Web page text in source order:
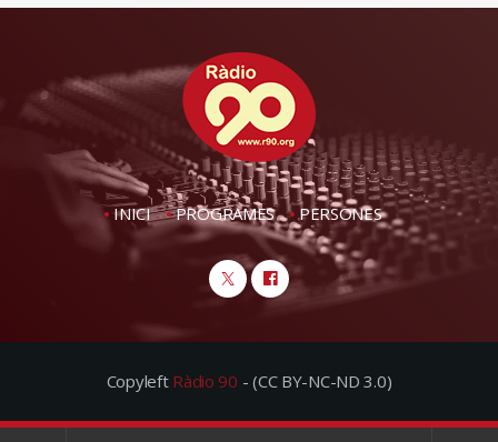
INICI PROGRAMES PERSONES
Copyleft Ràdio 90 - (CC BY-NC-ND 3.0)